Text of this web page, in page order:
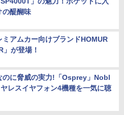
の醍醐味
ミアムカー向けブランドHOMUR
が登場！
のに脅威の実力!「Osprey」Nobl
レスイヤフォン4機種を一気に聴